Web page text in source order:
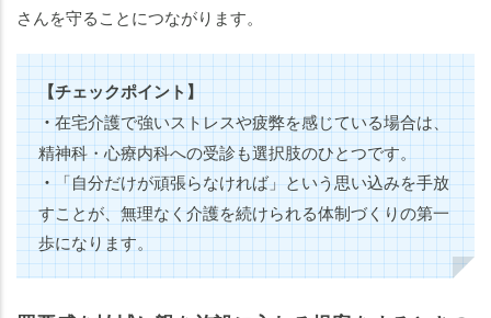
さんを守ることにつながります。
【チェックポイント】
・在宅介護で強いストレスや疲弊を感じている場合は、
精神科・心療内科への受診も選択肢のひとつです。
・「自分だけが頑張らなければ」という思い込みを手放
すことが、無理なく介護を続けられる体制づくりの第一
歩になります。